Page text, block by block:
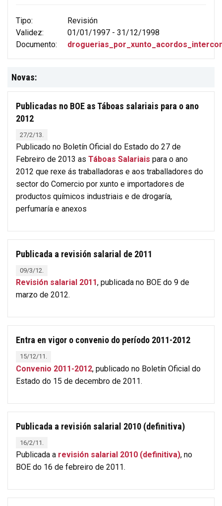
Tipo:
Revisión
Validez:
01/01/1997 - 31/12/1998
Documento:
Novas:
Publicadas no BOE as Táboas salariais para o ano
2012
27/2/13.
Publicado no Boletín Oficial do Estado do 27 de
Febreiro de 2013 as Táboas Salariais para o ano
2012 que rexe ás traballadoras e aos traballadores do
sector do Comercio por xunto e importadores de
productos químicos industriais e de drogaría,
perfumaría e anexos
Publicada a revisión salarial de 2011
09/3/12.
Revisión salarial 2011, publicada no BOE do 9 de
marzo de 2012.
Entra en vigor o convenio do período 2011-2012
15/12/11.
Convenio 2011-2012, publicado no Boletín Oficial do
Estado do 15 de decembro de 2011.
Publicada a revisión salarial 2010 (definitiva)
16/2/11.
Publicada a revisión salarial 2010 (definitiva), no
BOE do 16 de febreiro de 2011.